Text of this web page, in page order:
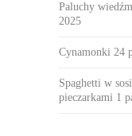
Paluchy
2025
Cynamonki 24
Spaghetti w
pieczarkami 1